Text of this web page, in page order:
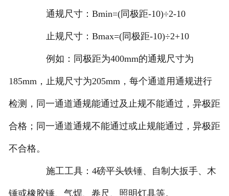
通规尺寸：Bmin=(同极距-10)÷2-10
止规尺寸：Bmax=(同极距-10)÷2+10
例如：同极距为400mm的通规尺寸为
185mm，止规尺寸为205mm，每个通道用通规进行
检测，同一通道通规能通过及止规不能通过，异极距
合格；同一通道通规不能通过或止规能通过，异极距
不合格。
施工工具：4磅平头铁锤、自制大扳手、木
锤或橡胶锤、气焊、卷尺、照明灯具等。